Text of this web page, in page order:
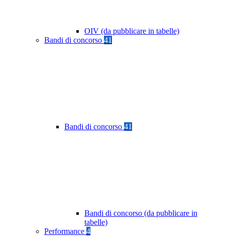
OIV (da pubblicare in tabelle)
Bandi di concorso 41
Bandi di concorso 41
Bandi di concorso (da pubblicare in
tabelle)
Performance 4